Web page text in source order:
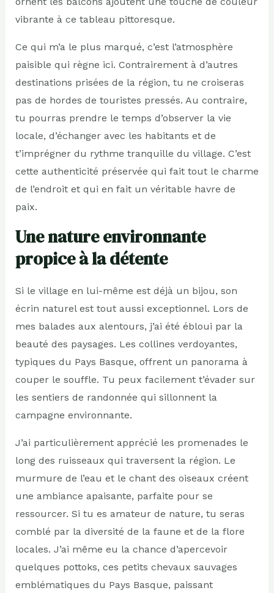
vibrante à ce tableau pittoresque.
Ce qui m’a le plus marqué, c’est l’atmosphère
paisible qui règne ici. Contrairement à d’autres
destinations prisées de la région, tu ne croiseras
pas de hordes de touristes pressés. Au contraire,
tu pourras prendre le temps d’observer la vie
locale, d’échanger avec les habitants et de
t’imprégner du rythme tranquille du village. C’est
cette authenticité préservée qui fait tout le charme
de l’endroit et qui en fait un véritable havre de
paix.
Une nature environnante
propice à la détente
Si le village en lui-même est déjà un bijou, son
écrin naturel est tout aussi exceptionnel. Lors de
mes balades aux alentours, j’ai été ébloui par la
beauté des paysages. Les collines verdoyantes,
typiques du Pays Basque, offrent un panorama à
couper le souffle. Tu peux facilement t’évader sur
les sentiers de randonnée qui sillonnent la
campagne environnante.
J’ai particulièrement apprécié les promenades le
long des ruisseaux qui traversent la région. Le
murmure de l’eau et le chant des oiseaux créent
une ambiance apaisante, parfaite pour se
ressourcer. Si tu es amateur de nature, tu seras
comblé par la diversité de la faune et de la flore
locales. J’ai même eu la chance d’apercevoir
quelques pottoks, ces petits chevaux sauvages
emblématiques du Pays Basque, paissant